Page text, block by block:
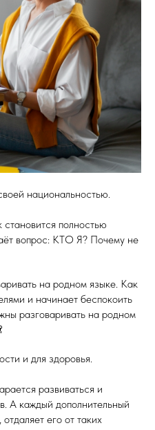
национальностью.
полностью
вопрос: КТО Я? Почему не
на родном языке. Как
и начинает беспокоить
разговаривать на родном
и для здоровья.
развиваться и
А каждый дополнительный
его от таких